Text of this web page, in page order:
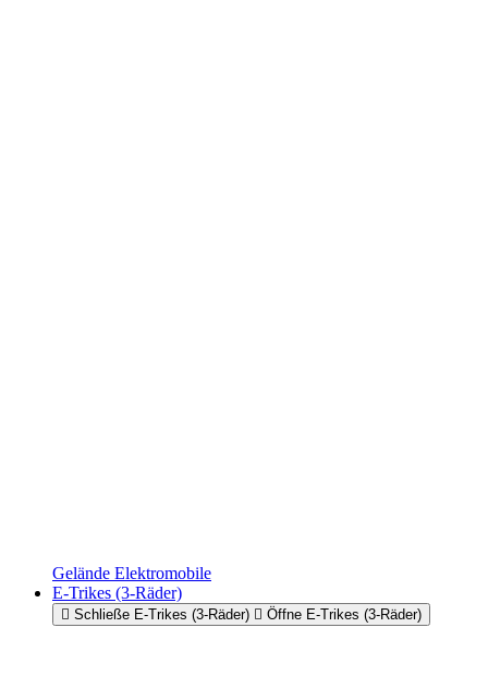
Gelände Elektromobile
E-Trikes (3-Räder)
Schließe E-Trikes (3-Räder) Öffne E-Trikes (3-Räder)